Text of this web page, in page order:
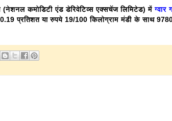
(नेशनल कमोडिटी एंड डेरिवेटिव्स एक्सचेंज लिमिटेड) मेंग्वार
प्रतिशत या रुपये 19/100 किलोग्राम मंडी के साथ